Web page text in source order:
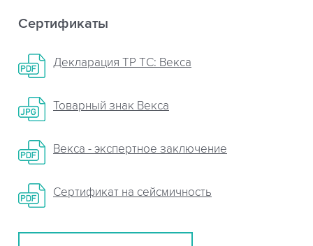
Сертификаты
Декларация ТР ТС: Векса
Товарный знак Векса
Векса - экспертное заключение
Сертификат на сейсмичность